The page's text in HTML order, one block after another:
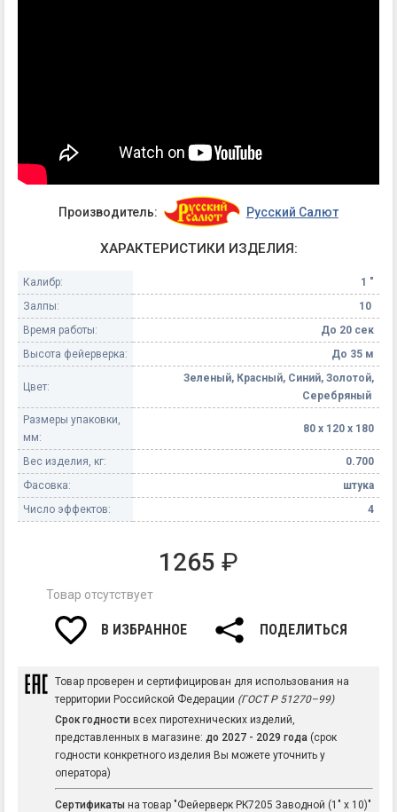
Производитель: Русский Салют
ХАРАКТЕРИСТИКИ ИЗДЕЛИЯ:
Калибр:
1 "
Залпы:
10
Время работы:
До 20 сек
Высота фейерверка:
До 35 м
Цвет:
Зеленый, Красный, Синий, Золотой,
Серебряный
Размеры упаковки,
мм:
80 х 120 х 180
Вес изделия, кг:
0.700
Фасовка:
штука
Число эффектов:
4
1265 ₽
Товар отсутствует
В ИЗБРАННОЕ ПОДЕЛИТЬСЯ
Товар проверен и сертифицирован для использования на
территории Российской Федерации (ГОСТ Р 51270–99)
Срок годности всех пиротехнических изделий,
представленных в магазине: до 2027 - 2029 года (срок
годности конкретного изделия Вы можете уточнить у
оператора)
Сертификаты на товар "Фейерверк РК7205 Заводной (1" x 10)"